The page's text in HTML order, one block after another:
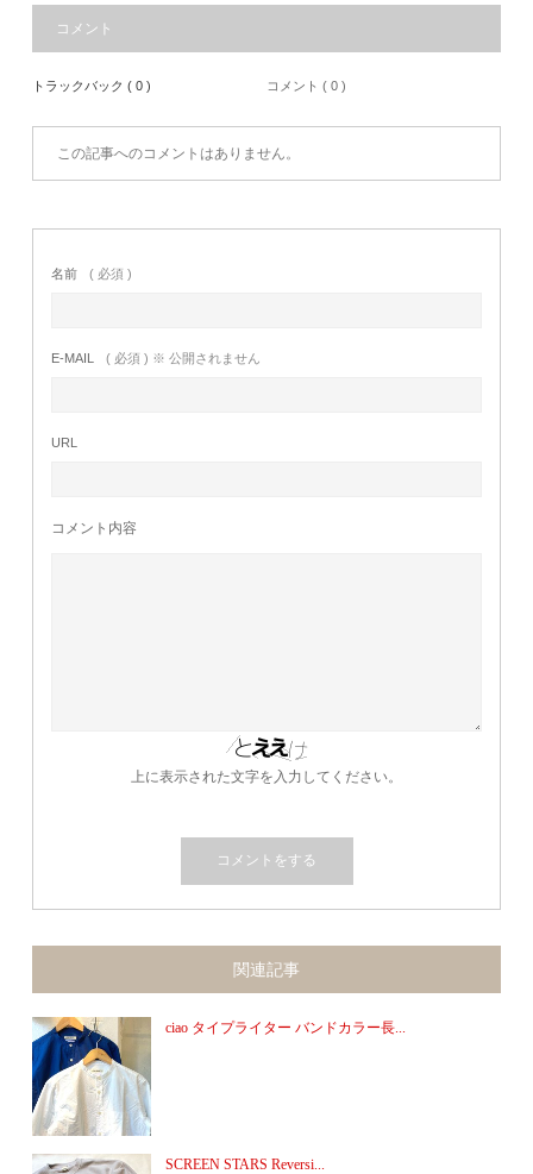
コメント
トラックバック ( 0 ) コメント ( 0 )
この記事へのコメントはありません。
名前 ( 必須 )
E-MAIL ( 必須 ) ※ 公開されません
URL
コメント内容
上に表示された文字を入力してください。
関連記事
ciao タイプライター バンドカラー長...
SCREEN STARS Reversi...